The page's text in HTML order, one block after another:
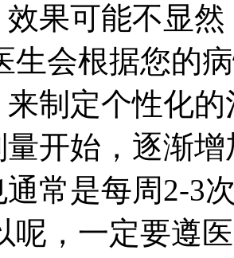
果可能不显
生会根据您的
来制定个性化
开始，逐渐
常是每周2-3
呢，一定要遵